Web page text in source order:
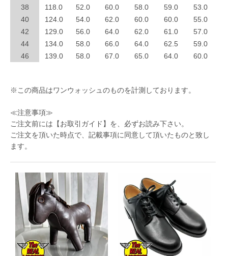
38
118.0 52.0 60.0 58.0 59.0
53.0
40
124.0 54.0 62.0 60.0 60.0
55.0
42
129.0 56.0 64.0 62.0 61.0
57.0
44
134.0 58.0 66.0 64.0 62.5
59.0
46
139.0 58.0 67.0 65.0 64.0 60.0
※この商品はワンウォッシュのものを計測しております。
≪注意事項≫
ご注文前には 【お取引ガイド】 を、必ずお読み下さい。
ご注文を頂いた時点で、記載事項に同意して頂いたものと致し
ます。